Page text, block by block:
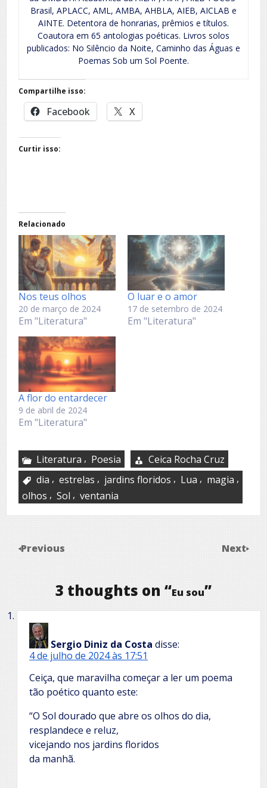
Brasil, APLACC, AML, AMBA, AHBLA, AIEB, AICLAB e
AINTE. Detentora de honrarias, prêmios e títulos.
Coautora em 65 antologias poéticas. Livros solos
publicados: No Silêncio da Noite, Caminho das Águas e
Poemas Sob um Sol Poente.
Compartilhe isso:
Facebook X
Curtir isso:
Relacionado
Nos teus olhos
20 de março de 2024
Em "Literatura"
O luar e o amor
17 de setembro de 2024
Em "Literatura"
A flor do entardecer
9 de abril de 2024
Em "Literatura"
Literatura , Poesia
Ceica Rocha Cruz
dia , estrelas , jardins floridos , Lua , magia ,
olhos , Sol , ventania
Previous Next
3 thoughts on “Eu sou”
Sergio Diniz da Costa disse:
4 de julho de 2024 às 17:51
Ceiça, que maravilha começar a ler um poema
tão poético quanto este:
“O Sol dourado que abre os olhos do dia,
resplandece e reluz,
vicejando nos jardins floridos
da manhã.